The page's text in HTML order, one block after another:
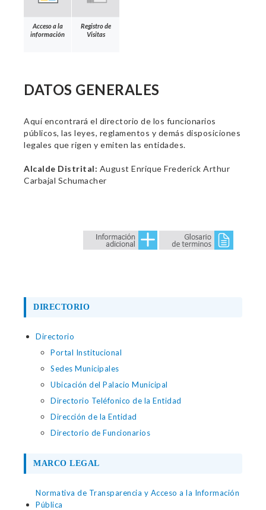
Acceso a la
información
Registro de
Visitas
DATOS GENERALES
Aquí encontrará el directorio de los funcionarios
públicos, las leyes, reglamentos y demás disposiciones
legales que rigen y emiten las entidades.
Alcalde Distrital: August Enrique Frederick Arthur
Carbajal Schumacher
DIRECTORIO
Directorio
Portal Institucional
Sedes Municipales
Ubicación del Palacio Municipal
Directorio Teléfonico de la Entidad
Dirección de la Entidad
Directorio de Funcionarios
MARCO LEGAL
Normativa de Transparencia y Acceso a la Información
Pública